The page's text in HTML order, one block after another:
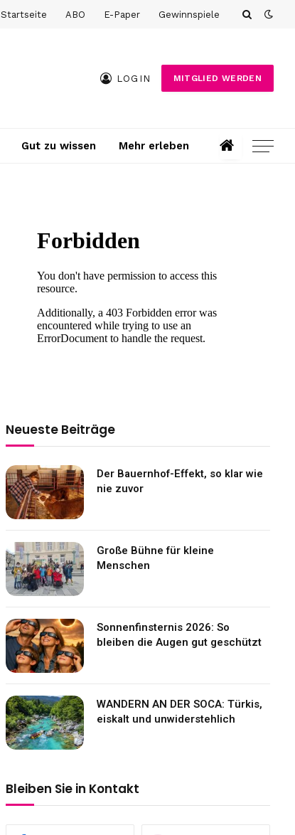
Startseite ABO E-Paper Gewinnspiele
LOGIN MITGLIED WERDEN
Gut zu wissen Mehr erleben
Neueste Beiträge
Der Bauernhof-Effekt, so klar wie
nie zuvor
Große Bühne für kleine
Menschen
Sonnenfinsternis 2026: So
bleiben die Augen gut geschützt
WANDERN AN DER SOCA: Türkis,
eiskalt und unwiderstehlich
Bleiben Sie in Kontakt